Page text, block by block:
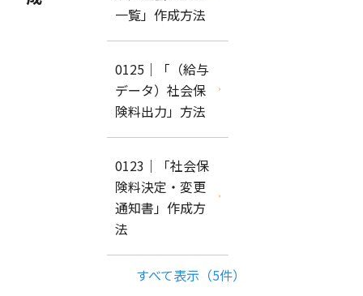
一覧」作成方法
0125｜「（給与
データ）社会保
険料出力」方法
0123｜「社会保
険料決定・変更
通知書」作成方
法
すべて表示（5件）